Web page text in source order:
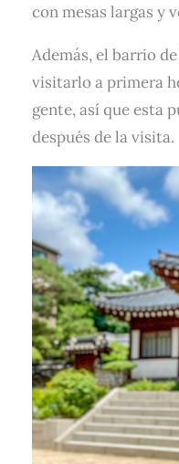
con mesas largas y
Además, el barrio
visitarlo a primera
gente, así que esta
después de la visita.